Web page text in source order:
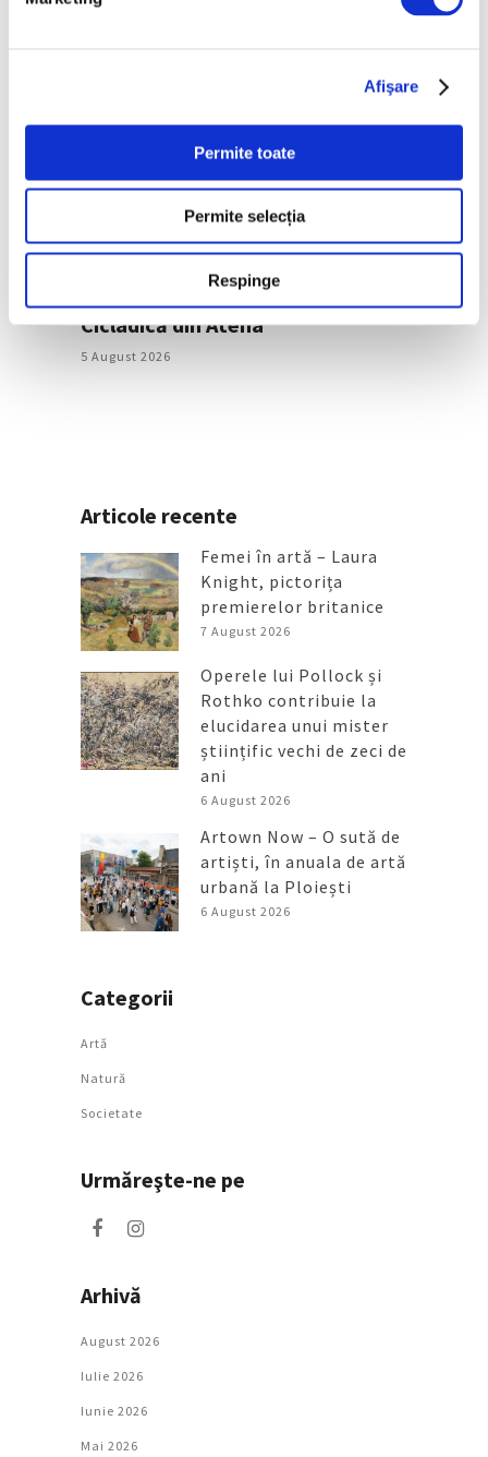
Afişare
Permite toate
Permite selecția
Respinge
Jeff Koons, la Muzeul de Artă
Cicladică din Atena
5 August 2026
Articole recente
Femei în artă – Laura
Knight, pictorița
premierelor britanice
7 August 2026
Operele lui Pollock și
Rothko contribuie la
elucidarea unui mister
științific vechi de zeci de
ani
6 August 2026
Artown Now – O sută de
artiști, în anuala de artă
urbană la Ploiești
6 August 2026
Categorii
Artǎ
Natură
Societate
Urmăreşte-ne pe
Arhivă
August 2026
Iulie 2026
Iunie 2026
Mai 2026